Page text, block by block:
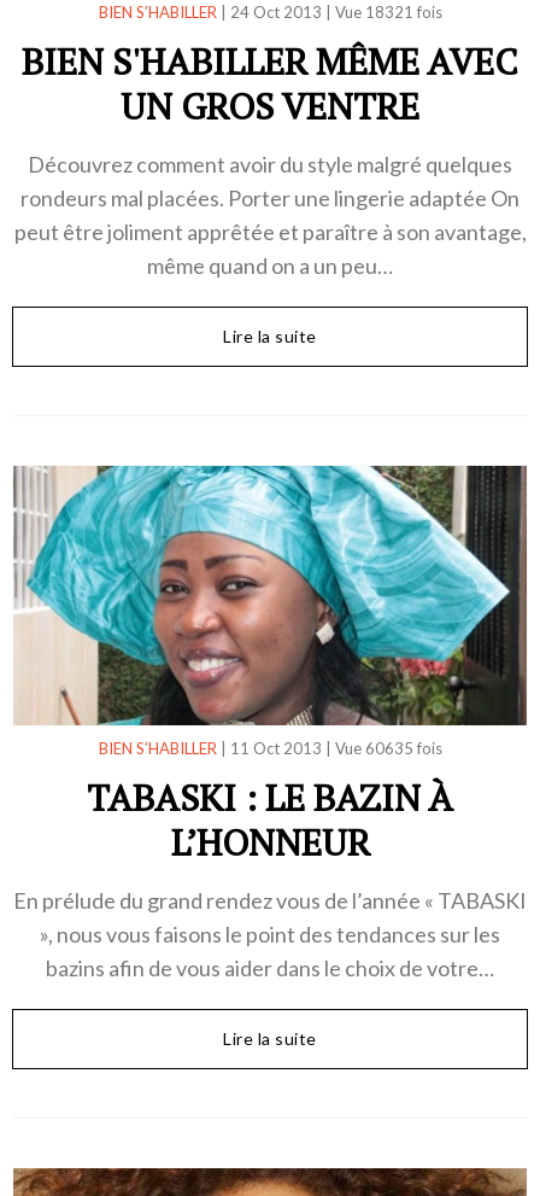
BIEN S’HABILLER 24 Oct 2013 Vue 18321 fois
BIEN S'HABILLER MÊME AVEC
UN GROS VENTRE
Découvrez comment avoir du style malgré quelques
rondeurs mal placées. Porter une lingerie adaptée On
peut être joliment apprêtée et paraître à son avantage,
même quand on a un peu…
Lire la suite
BIEN S’HABILLER | 11 Oct 2013 | Vue 60635 fois
TABASKI : LE BAZIN À
L’HONNEUR
En prélude du grand rendez vous de l’année « TABASKI
», nous vous faisons le point des tendances sur les
bazins afin de vous aider dans le choix de votre…
Lire la suite